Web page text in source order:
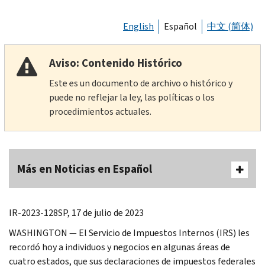
English Español 中文 (简体)
Aviso: Contenido Histórico
Este es un documento de archivo o histórico y
puede no reflejar la ley, las políticas o los
procedimientos actuales.
Más en Noticias en Español
IR-2023-128SP, 17 de julio de 2023
WASHINGTON — El Servicio de Impuestos Internos (IRS) les
recordó hoy a individuos y negocios en algunas áreas de
cuatro estados, que sus declaraciones de impuestos federales